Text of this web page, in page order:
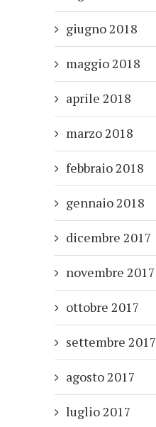
giugno 2018
maggio 2018
aprile 2018
marzo 2018
febbraio 2018
gennaio 2018
dicembre 2017
novembre 2017
ottobre 2017
settembre 2017
agosto 2017
luglio 2017